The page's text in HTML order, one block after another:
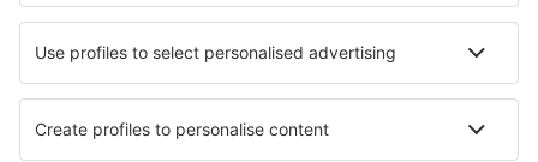
Mejor Precio Garantizado
Aplicación móvil
Aerolíneas
Ryanair